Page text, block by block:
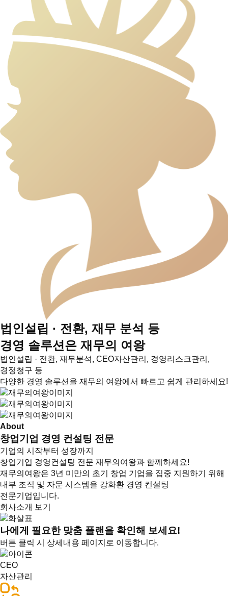
법인설립 · 전환, 재무 분석 등
경영 솔루션은 재무의 여왕
법인설립 · 전환, 재무분석, CEO자산관리, 경영리스크관리,
경정청구 등
다양한 경영 솔루션을 재무의 여왕에서 빠르고 쉽게 관리하세요!
About
창업기업 경영 컨설팅 전문
기업의 시작부터 성장까지
창업기업 경영컨설팅 전문 재무의여왕과 함께하세요!
재무의여왕은 3년 미만의 초기 창업 기업을 집중 지원하기 위해
내부 조직 및 자문 시스템을 강화환 경영 컨설팅
전문기업입니다.
회사소개 보기
나에게 필요한 맞춤 플랜을 확인해 보세요!
버튼 클릭 시 상세내용 페이지로 이동합니다.
CEO
자산관리